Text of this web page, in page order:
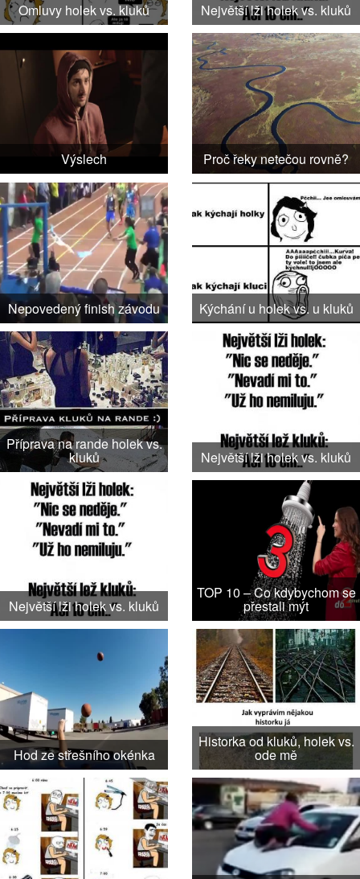
Omluvy holek vs. kluků Největší lži holek vs. kluků
Výslech Proč řeky netečou rovně?
Nepovedený finish závodu Kýchání u holek vs. u kluků
Příprava na rande holek vs.
kluků Největší lži holek vs. kluků
Největší lži holek vs. kluků
TOP 10 – Co kdybychom se
přestali mýt
Hod ze střešního okénka
Historka od kluků, holek vs.
ode mě